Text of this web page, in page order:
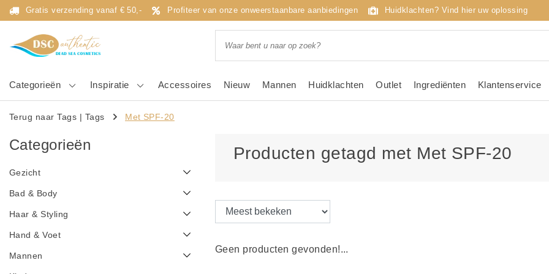
Gratis verzending vanaf € 50,- Profiteer van onze onweerstaanbare aanbiedingen Huidklachten? Vind hier uw oplossing
Categorieën Inspiratie Accessoires Nieuw Mannen Huidklachten Outlet Ingrediënten Klantenservice
Terug naar Tags | Tags Met SPF-20
Categorieën
Gezicht
Bad & Body
Haar & Styling
Hand & Voet
Mannen
Producten getagd met Met SPF-20
Geen producten gevonden!...